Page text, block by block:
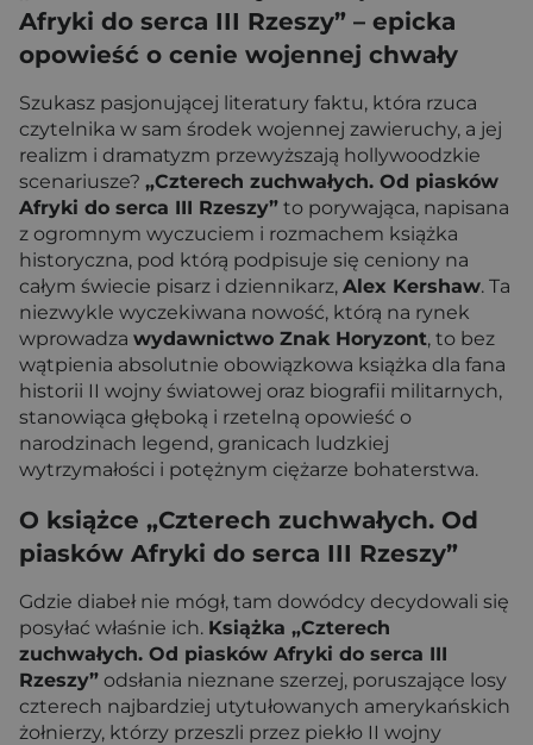
Afryki do serca III Rzeszy” – epicka
opowieść o cenie wojennej chwały
Szukasz pasjonującej literatury faktu, która rzuca
czytelnika w sam środek wojennej zawieruchy, a jej
realizm i dramatyzm przewyższają hollywoodzkie
scenariusze? „Czterech zuchwałych. Od piasków
Afryki do serca III Rzeszy” to porywająca, napisana
z ogromnym wyczuciem i rozmachem książka
historyczna, pod którą podpisuje się ceniony na
całym świecie pisarz i dziennikarz, Alex Kershaw. Ta
niezwykle wyczekiwana nowość, którą na rynek
wprowadza wydawnictwo Znak Horyzont, to bez
wątpienia absolutnie obowiązkowa książka dla fana
historii II wojny światowej oraz biografii militarnych,
stanowiąca głęboką i rzetelną opowieść o
narodzinach legend, granicach ludzkiej
wytrzymałości i potężnym ciężarze bohaterstwa.
O książce „Czterech zuchwałych. Od
piasków Afryki do serca III Rzeszy”
Gdzie diabeł nie mógł, tam dowódcy decydowali się
posyłać właśnie ich. Książka „Czterech
zuchwałych. Od piasków Afryki do serca III
Rzeszy” odsłania nieznane szerzej, poruszające losy
czterech najbardziej utytułowanych amerykańskich
żołnierzy, którzy przeszli przez piekło II wojny